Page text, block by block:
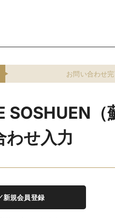
お問い合わせ完
（
わせ入力
新規会員登録